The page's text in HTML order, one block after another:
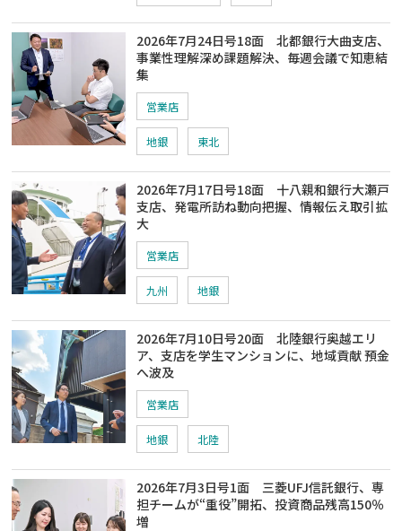
2026年7月24日号18面 北都銀行大曲支店、
事業性理解深め課題解決、毎週会議で知恵結
集
営業店
地銀 東北
2026年7月17日号18面 十八親和銀行大瀬戸
支店、発電所訪ね動向把握、情報伝え取引拡
大
営業店
九州 地銀
2026年7月10日号20面 北陸銀行奥越エリ
ア、支店を学生マンションに、地域貢献 預金
へ波及
営業店
地銀 北陸
2026年7月3日号1面 三菱UFJ信託銀行、専
担チームが“重役”開拓、投資商品残高150％
増